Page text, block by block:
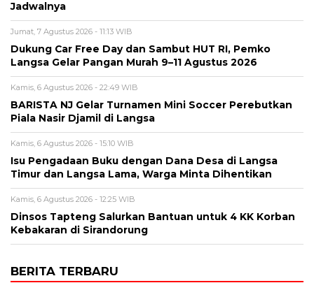
Jadwalnya
Jumat, 7 Agustus 2026 - 11:13 WIB
Dukung Car Free Day dan Sambut HUT RI, Pemko
Langsa Gelar Pangan Murah 9–11 Agustus 2026
Kamis, 6 Agustus 2026 - 22:49 WIB
BARISTA NJ Gelar Turnamen Mini Soccer Perebutkan
Piala Nasir Djamil di Langsa
Kamis, 6 Agustus 2026 - 15:10 WIB
Isu Pengadaan Buku dengan Dana Desa di Langsa
Timur dan Langsa Lama, Warga Minta Dihentikan
Kamis, 6 Agustus 2026 - 12:25 WIB
Dinsos Tapteng Salurkan Bantuan untuk 4 KK Korban
Kebakaran di Sirandorung
BERITA TERBARU